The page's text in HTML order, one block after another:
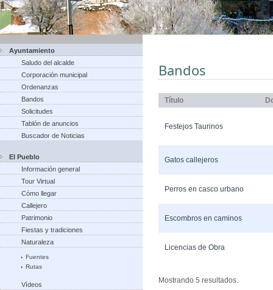
Ayuntamiento
Saludo del alcalde
Corporación municipal
Ordenanzas
Bandos
Solicitudes
Tablón de anuncios
Buscador de Noticias
El Pueblo
Información general
Tour Virtual
Cómo llegar
Callejero
Patrimonio
Fiestas y tradiciones
Naturaleza
Fuentes
Rutas
Vídeos
Bandos
Título
Festejos Taurinos
Gatos callejeros
Perros en casco urbano
Escombros en caminos
Licencias de Obra
Mostrando 5 resultados.